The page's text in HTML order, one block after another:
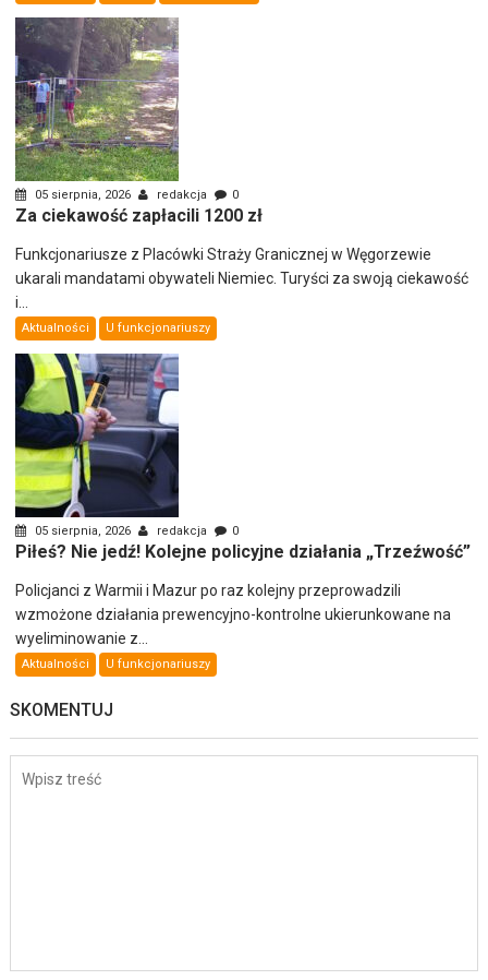
05 sierpnia, 2026 redakcja 0
Za ciekawość zapłacili 1200 zł
Funkcjonariusze z Placówki Straży Granicznej w Węgorzewie
ukarali mandatami obywateli Niemiec. Turyści za swoją ciekawość
i...
Aktualności U funkcjonariuszy
05 sierpnia, 2026 redakcja 0
Piłeś? Nie jedź! Kolejne policyjne działania „Trzeźwość”
Policjanci z Warmii i Mazur po raz kolejny przeprowadzili
wzmożone działania prewencyjno-kontrolne ukierunkowane na
wyeliminowanie z...
Aktualności U funkcjonariuszy
SKOMENTUJ